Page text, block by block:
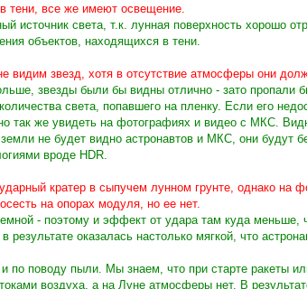
тени, все же имеют освещение.
источник света, т.к. лунная поверхность хорошо
объектов, находящихся в тени.
звезд, хотя в отсутствие атмосферы они
звезды были бы видны отлично - зато пропали
света, попавшего на пленку. Если его
так же увидеть на фотографиях и видео с МКС.
не будет видно астронавтов и МКС, они будут
вроде HDR.
кратер в сыпучем лунном грунте, однако на
на опорах модуля, но ее нет.
- поэтому и эффект от удара там куда
оказалась настолько мягкой, что
по поводу пыли. Мы знаем, что при старте ракеты
воздуха, а на Луне атмосферы нет. В